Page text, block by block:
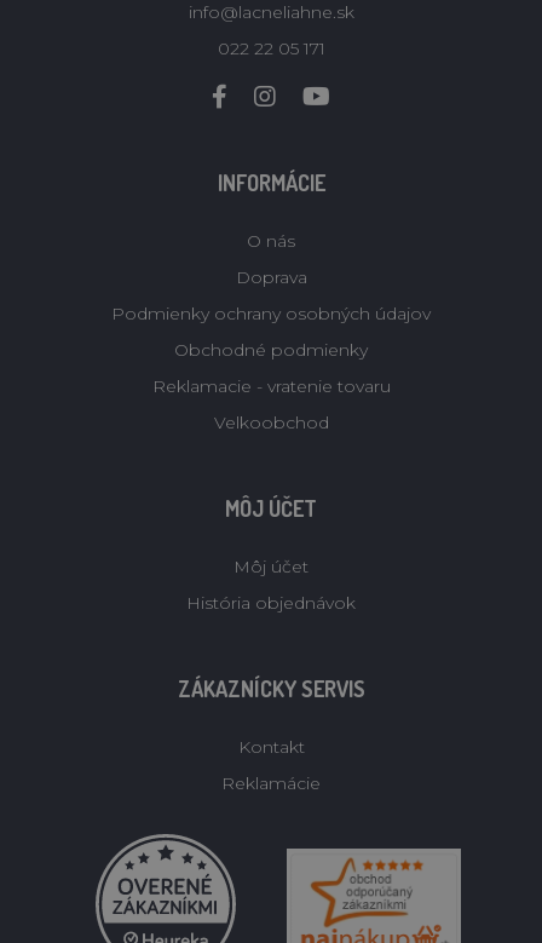
info@lacneliahne.sk
022 22 05 171
INFORMÁCIE
O nás
Doprava
Podmienky ochrany osobných údajov
Obchodné podmienky
Reklamacie - vratenie tovaru
Velkoobchod
MÔJ ÚČET
Môj účet
História objednávok
ZÁKAZNÍCKY SERVIS
Kontakt
Reklamácie